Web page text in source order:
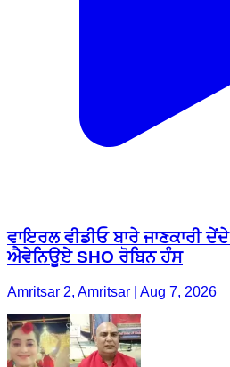
ਵਾਇਰਲ ਵੀਡੀਓ ਬਾਰੇ ਜਾਣਕਾਰੀ
ਐਵੇਨਿਊਏ SHO ਰੋਬਿਨ ਹੰਸ
Amritsar 2, Amritsar | Aug 7, 2026